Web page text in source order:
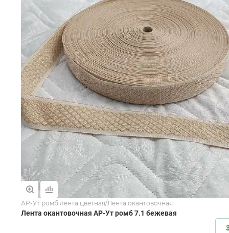
АР-Ут ромб лента цветная/Лента окантовочная
Лента окантовочная АР-Ут ромб 7.1 бежевая